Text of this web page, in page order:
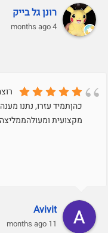
רונן גל בייק
4 months ago
כהןתמיד עזרו, נתנו
מקצועית
Avivit
11 months ago